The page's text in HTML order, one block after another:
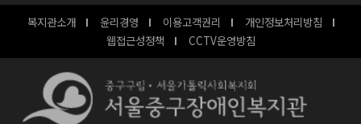
복지관소개 윤리경영 이용고객권리
개인정보처리방침
웹접근성정책
CCTV운영방침